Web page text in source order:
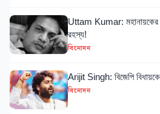
Uttam Kumar: মহানায়কের
রহস্য!
বিনোদন
Arijit Singh: বিজেপি
বিনোদন